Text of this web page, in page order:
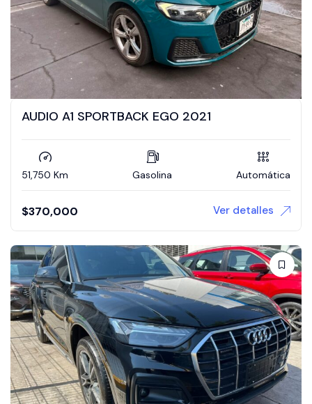
AUDIO A1 SPORTBACK EGO 2021
51,750 Km Gasolina Automática
$370,000 Ver detalles